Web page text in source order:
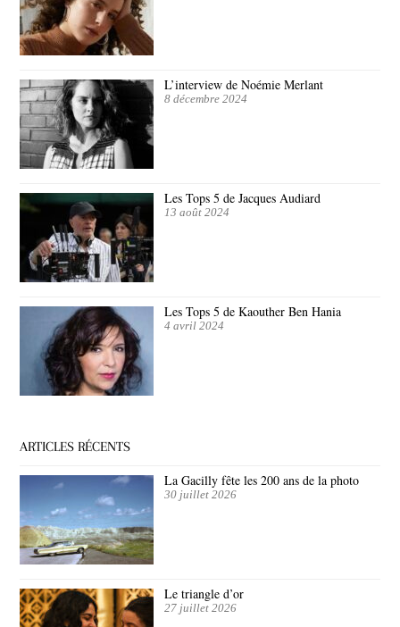
L’interview de Noémie Merlant
8 décembre 2024
Les Tops 5 de Jacques Audiard
13 août 2024
Les Tops 5 de Kaouther Ben Hania
4 avril 2024
ARTICLES RÉCENTS
La Gacilly fête les 200 ans de la photo
30 juillet 2026
Le triangle d’or
27 juillet 2026